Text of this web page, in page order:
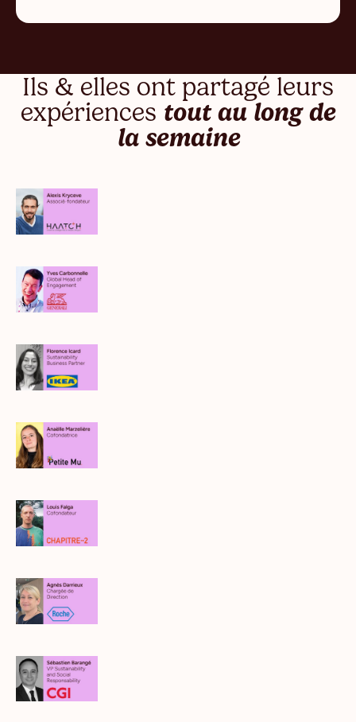
Ils & elles ont partagé leurs
expériences tout au long de
la semaine